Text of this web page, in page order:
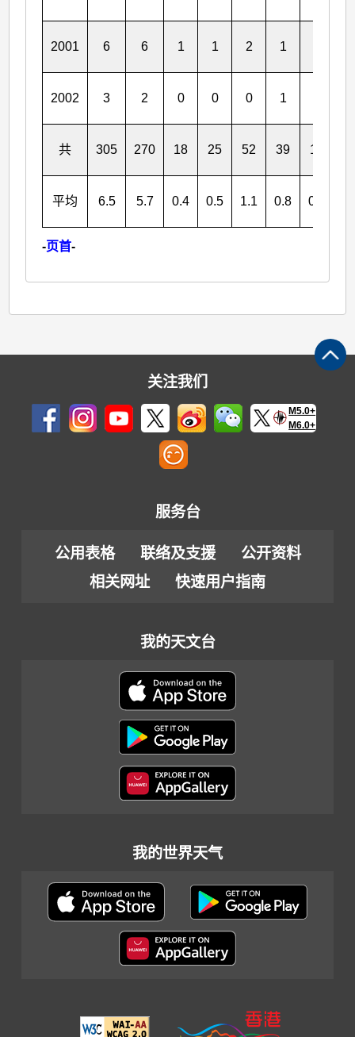
2001 6 6 1 1 2 1
2002 3 2 0 0 0 1
共 305 270 18 25 52 39 16
平均 6.5 5.7 0.4 0.5 1.1 0.8 0.3
-页首-
关注我们
M5.0+
M6.0+
服务台
公用表格 联络及支援
公开资料
相关网址
快速用户指南
我的天文台
我的世界天气